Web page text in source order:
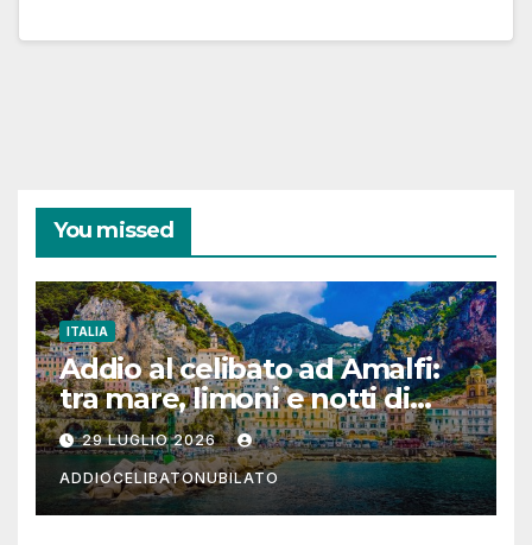
You missed
ITALIA
Addio al celibato ad Amalfi:
tra mare, limoni e notti di
festa in Costiera Amalfitana
29 LUGLIO 2026
ADDIOCELIBATONUBILATO